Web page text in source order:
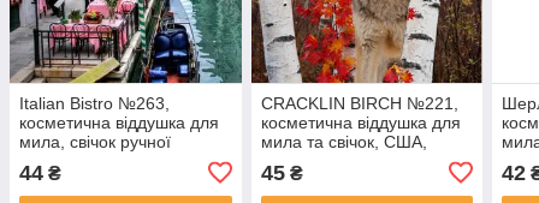
Italian Bistro №263,
косметична віддушка для
мила, свічок ручної
роботи, США, ваніль 0%
44 ₴
CRACKLIN BIRCH №221,
косметична віддушка для
мила та свічок, США,
45₴ 42